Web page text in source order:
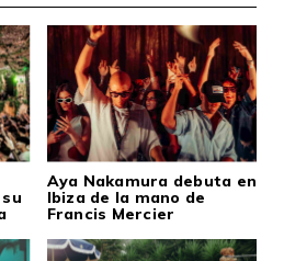
Aya Nakamura debuta en
Ibiza de la mano de
Francis Mercier